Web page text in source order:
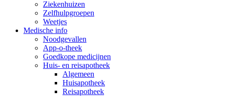
Ziekenhuizen
Zelfhulpgroepen
Weetjes
Medische info
Noodgevallen
App-o-theek
Goedkope medicijnen
Huis- en reisapotheek
Algemeen
Huisapotheek
Reisapotheek